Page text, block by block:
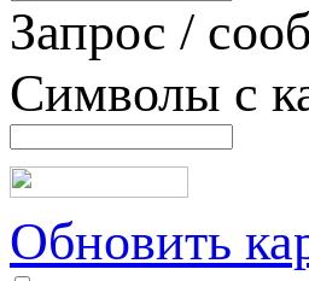
Запрос /
Символы с
Обновить